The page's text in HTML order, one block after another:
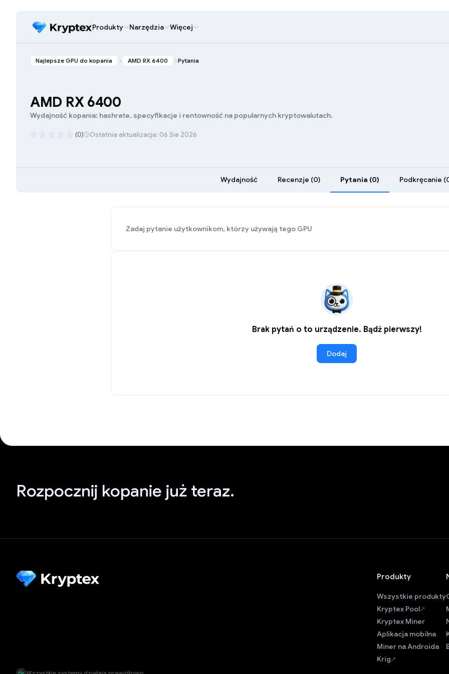
Produkty Narzędzia Więcej
Najlepsze GPU do kopania AMD RX 6400 Pytania
AMD RX 6400
Wydajność kopania: hashrate, specyfikacje i rentowność na popularnych kryptowalutach.
(0) Ostatnia aktualizacja: 06 Sie 2026
Wydajność Recenzje (0) Pytania (0) Podkręcanie
Zadaj pytanie użytkownikom, którzy używają tego GPU
Brak pytań o to urządzenie. Bądź pierwszy!
Dodaj
Rozpocznij kopanie już teraz.
Produkty
Wszystkie produkty
Kryptex Pool
Kryptex Miner
Aplikacja mobilna
Miner na Androida
Krig